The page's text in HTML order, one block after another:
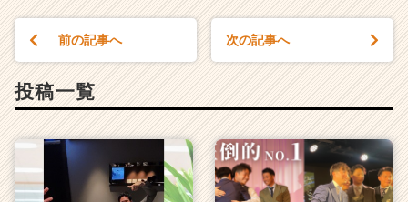
前の記事へ 次の記事へ
投稿一覧